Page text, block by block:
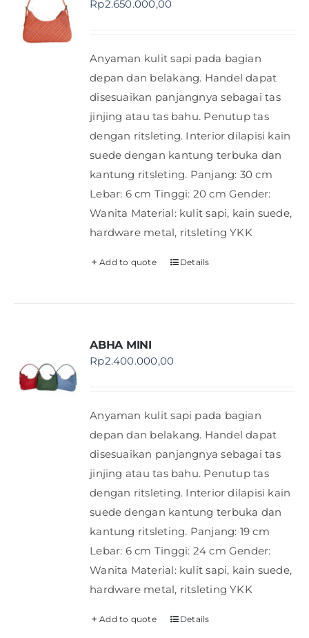
Shop
Rp2.650.000,00
Anyaman kulit sapi pada bagian
depan dan belakang. Handel dapat
disesuaikan panjangnya sebagai tas
jinjing atau tas bahu. Penutup tas
dengan ritsleting. Interior dilapisi kain
suede dengan kantung terbuka dan
kantung ritsleting. Panjang: 30 cm
Lebar: 6 cm Tinggi: 20 cm Gender:
Wanita Material: kulit sapi, kain suede,
hardware metal, ritsleting YKK
Add to quote Details
ABHA MINI
Rp2.400.000,00
Anyaman kulit sapi pada bagian
depan dan belakang. Handel dapat
disesuaikan panjangnya sebagai tas
jinjing atau tas bahu. Penutup tas
dengan ritsleting. Interior dilapisi kain
suede dengan kantung terbuka dan
kantung ritsleting. Panjang: 19 cm
Lebar: 6 cm Tinggi: 24 cm Gender:
Wanita Material: kulit sapi, kain suede,
hardware metal, ritsleting YKK
Add to quote Details